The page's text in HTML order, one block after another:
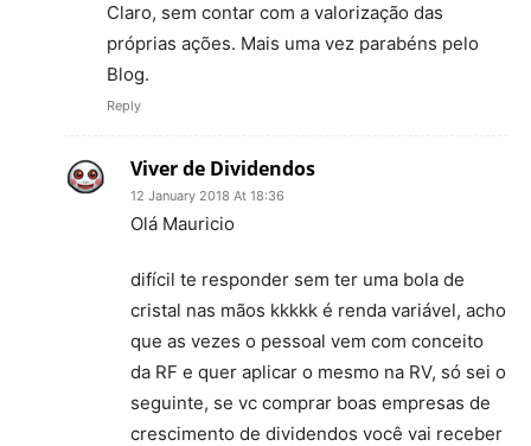
Claro, sem contar com a valorização das
próprias ações. Mais uma vez parabéns pelo
Blog.
Reply
Viver de Dividendos
12 January 2018 At 18:36
Olá Mauricio
difícil te responder sem ter uma bola de
cristal nas mãos kkkkk é renda variável, acho
que as vezes o pessoal vem com conceito
da RF e quer aplicar o mesmo na RV, só sei o
seguinte, se vc comprar boas empresas de
crescimento de dividendos você vai receber